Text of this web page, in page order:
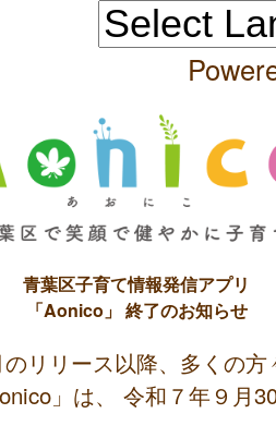
青葉区子育て情報発信アプリ
「Aonico」 終了のお知らせ
リリース以降、多くの方
」は、 令和７年９月